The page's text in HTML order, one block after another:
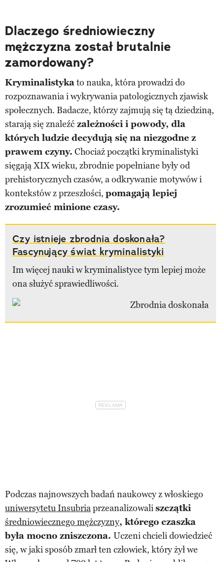
Dlaczego średniowieczny
mężczyzna został brutalnie
zamordowany?
Kryminalistykato nauka, która prowadzi do
rozpoznawania i wykrywania patologicznych zjawisk
społecznych. Badacze, którzy zajmują się tą dziedziną,
starają się znaleźć zależności i powody, dla
których ludzie decydują się na niezgodne z
prawem czyny. Chociaż początki kryminalistyki
sięgają XIX wieku, zbrodnie popełniane były od
prehistorycznych czasów, a odkrywanie motywów i
kontekstów z przeszłości, pomagają lepiej
zrozumieć minione czasy.
Czy istnieje zbrodnia doskonała?
Fascynujący świat kryminalistyki
Im więcej nauki w kryminalistyce tym lepiej może
ona służyć sprawiedliwości.
Podczas najnowszych badań naukowcy z włoskiego
uniwersytetu Insubriaprzeanalizowaliszczątki
średniowiecznego mężczyzny, którego czaszka
była mocno zniszczona. Uczeni chcieli dowiedzieć
się, w jaki sposób zmarł ten człowiek, który żył we